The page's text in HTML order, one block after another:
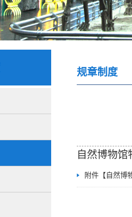
规章制度
自然博物
附件【自然博